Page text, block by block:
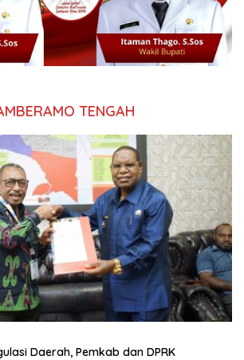
TENGAH
Daerah, Pemkab dan DPRK